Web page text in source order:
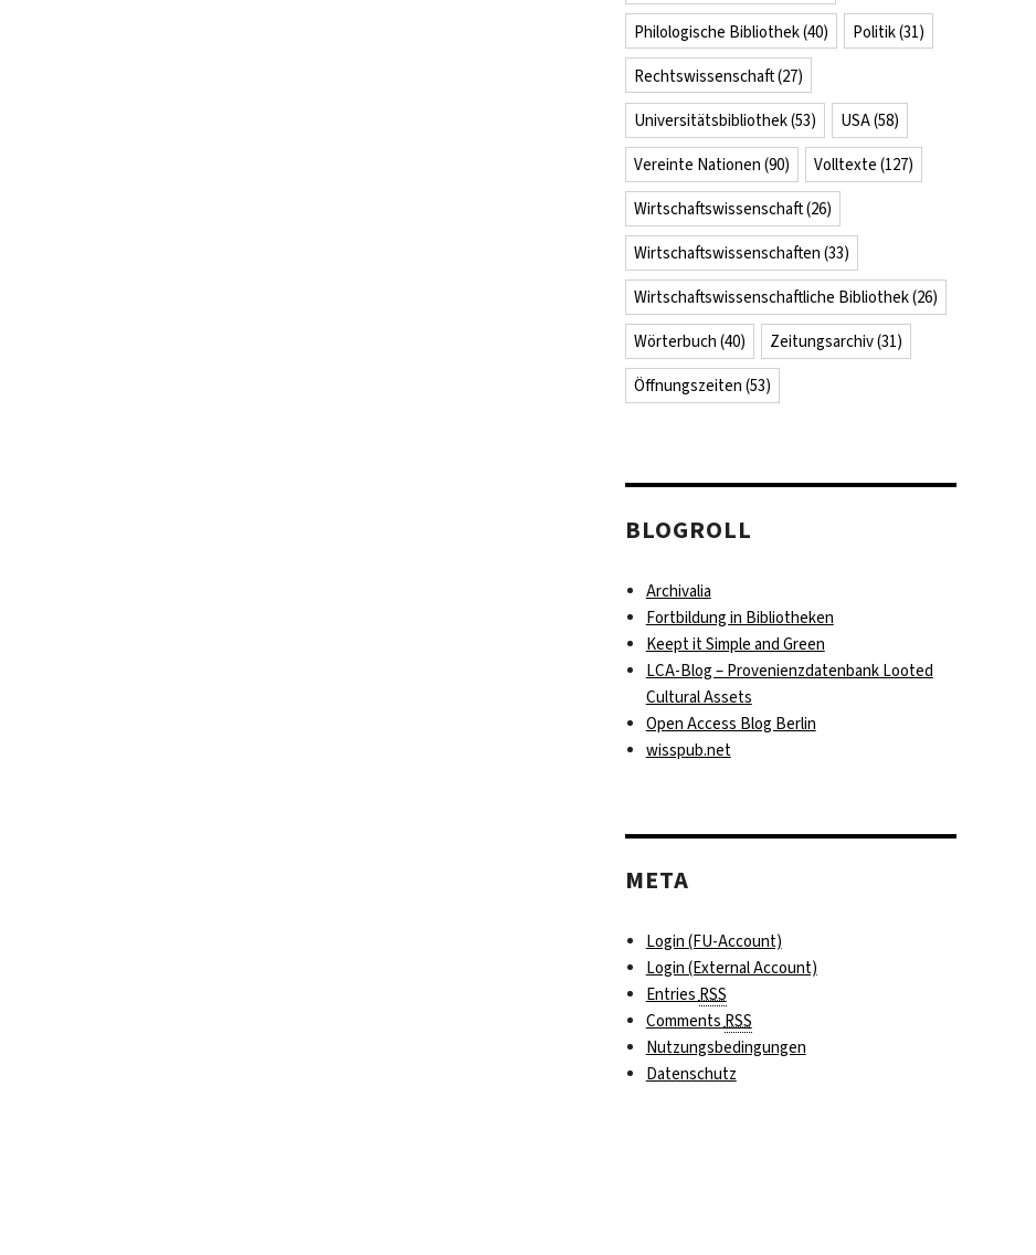
Philologische Bibliothek(40) Politik(31)
Rechtswissenschaft(27)
Universitätsbibliothek(53) USA(58)
Vereinte Nationen (90) Volltexte (127)
Wirtschaftswissenschaft(26)
Wirtschaftswissenschaften (33)
Wirtschaftswissenschaftliche Bibliothek(26)
Wörterbuch (40) Zeitungsarchiv(31)
Öffnungszeiten (53)
BLOGROLL
Archivalia
Fortbildung in Bibliotheken
Keept it Simple and Green
LCA-Blog – Provenienzdatenbank Looted
Cultural Assets
Open Access Blog Berlin
wisspub.net
META
Login (FU-Account)
Login (External Account)
EntriesRSS
CommentsRSS
Nutzungsbedingungen
Datenschutz